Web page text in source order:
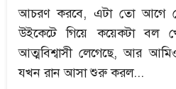
আচরণ করবে, এটা তো আগে
উইকেটে গিয়ে কয়েকটা বল
আত্মবিশ্বাসী লেগেছে, আর
যখন রান আসা শুরু করল...